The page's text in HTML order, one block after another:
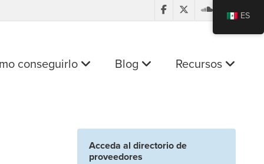
conseguirlo Blog Recursos
Acceda al directorio de
proveedores
ES